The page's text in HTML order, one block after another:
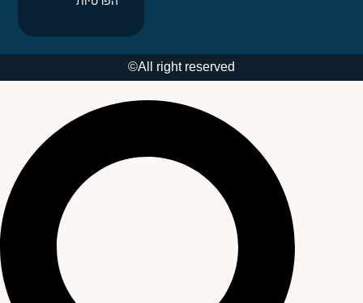
All right reserved©